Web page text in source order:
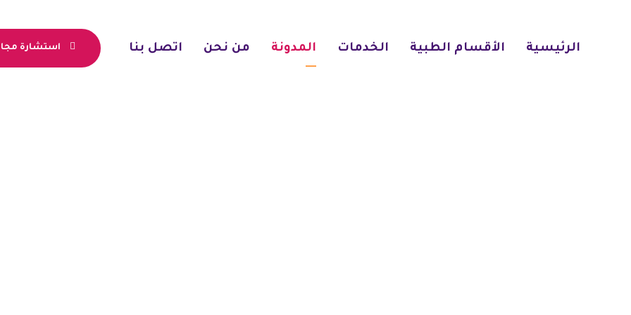
الرئيسية الأقسام الطبية الخدمات المدونة من نحن اتصل بنا استشارة